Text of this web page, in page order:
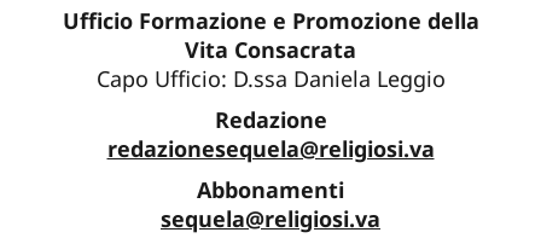
Ufficio Formazione e Promozione della
Vita Consacrata
Capo Ufficio: D.ssa Daniela Leggio
Redazione
redazionesequela@religiosi.va
Abbonamenti
sequela@religiosi.va